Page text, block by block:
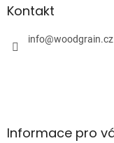
aKontakt
info@woodgrain.cz
Informace pro